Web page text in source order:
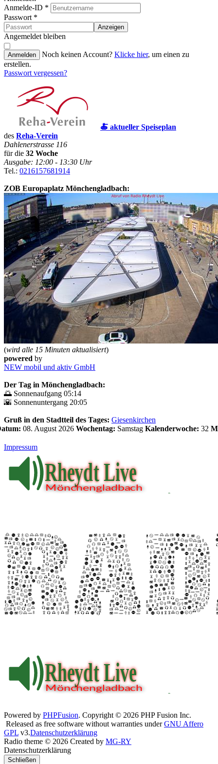
Anmelde-ID *
Passwort *
Anzeigen
Angemeldet bleiben
Anmelden Noch keinen Account? Klicke hier, um einen zu
erstellen.
Passwort vergessen?
🍝 aktueller Speiseplan
des Reha-Verein
Dahlenerstrasse 116
für die 32 Woche
Ausgabe: 12:00 - 13:30 Uhr
Tel.: 0216157681914
ZOB Europaplatz Mönchengladbach:
(wird alle 15 Minuten aktualisiert)
powered by
NEW mobil und aktiv GmbH
Der Tag in Mönchengladbach:
🌅 Sonnenaufgang 05:14
🌇 Sonnenuntergang 20:05
Gruß in den Stadtteil des Tages: Giesenkirchen
08. August 2026 Wochentag: Samstag Kalenderwoche: 32
Impressum
Powered by PHPFusion. Copyright © 2026 PHP Fusion Inc.
Released as free software without warranties underGNU Affero
GPL v3.Datenschutzerklärung
Radio theme © 2026 Created by MG-RY
Datenschutzerklärung
Schließen